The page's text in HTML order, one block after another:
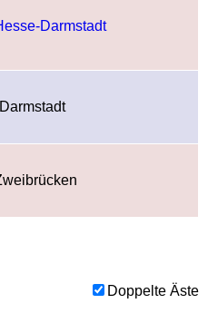
Darmstadt
Doppelte Äste